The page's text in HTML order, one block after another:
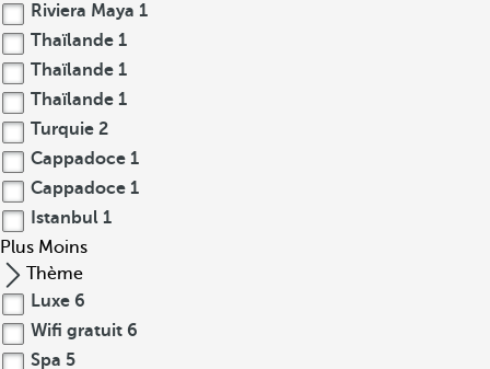
Riviera Maya 1
Thaïlande 1
Thaïlande 1
Thaïlande 1
Turquie 2
Cappadoce 1
Cappadoce 1
Istanbul 1
Plus Moins
Thème
Luxe 6
Wifi gratuit 6
Spa 5